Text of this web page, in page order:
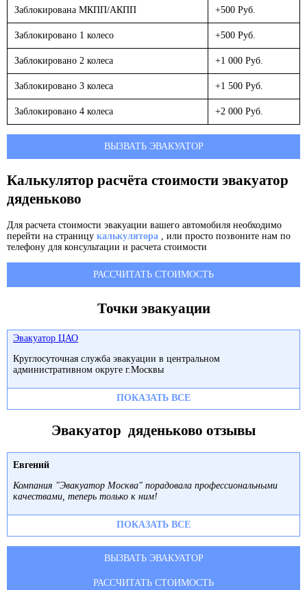
Заблокирована МКПП/АКПП +500 Руб.
Заблокировано 1 колесо +500 Руб.
Заблокировано 2 колеса +1 000 Руб.
Заблокировано 3 колеса +1 500 Руб.
Заблокировано 4 колеса +2 000 Руб.
ВЫЗВАТЬ ЭВАКУАТОР
Калькулятор расчёта стоимости эвакуатор
дяденьково
Для расчета стоимости эвакуации вашего автомобиля необходимо
перейти на страницу калькулятора , или просто позвоните нам по
телефону для консультации и расчета стоимости
РАССЧИТАТЬ СТОИМОСТЬ
Точки эвакуации
Эвакуатор ЦАО
Круглосуточная служба эвакуации в центральном
административном округе г.Москвы
ПОКАЗАТЬ ВСЕ
Эвакуатор дяденьково отзывы
Евгений
Компания "Эвакуатор Москва" порадовала профессиональными
качествами, теперь только к ним!
ПОКАЗАТЬ ВСЕ
ВЫЗВАТЬ ЭВАКУАТОР
РАССЧИТАТЬ СТОИМОСТЬ